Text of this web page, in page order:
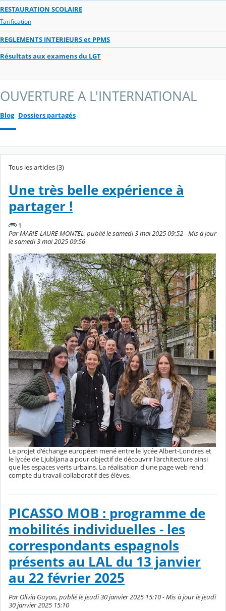
RESTAURATION SCOLAIRE
Tarification
REGLEMENTS INTERIEURS et PPMS
Résultats aux examens du LGT
OUVERTURE A L'INTERNATIONAL
Blog Dossiers partagés
Tous les articles (3)
Une très belle expérience à
partager !
1
Par MARIE-LAURE MONTEL, publié le samedi 3 mai 2025 09:52 - Mis à jour
le samedi 3 mai 2025 09:56
Le projet d'échange européen mené entre le lycée Albert-Londres et
le lycée de Ljubljana a pour objectif de découvrir l'architecture ainsi
que les espaces verts urbains. La réalisation d'une page web rend
compte du travail collaboratif des élèves.
PICASSO MOB : programme de
mobilités individuelles - les
correspondants espagnols
présents au LAL du 13 janvier
au 22 février 2025
Par Olivia Guyon, publié le jeudi 30 janvier 2025 15:10 - Mis à jour le jeudi
30 janvier 2025 15:10